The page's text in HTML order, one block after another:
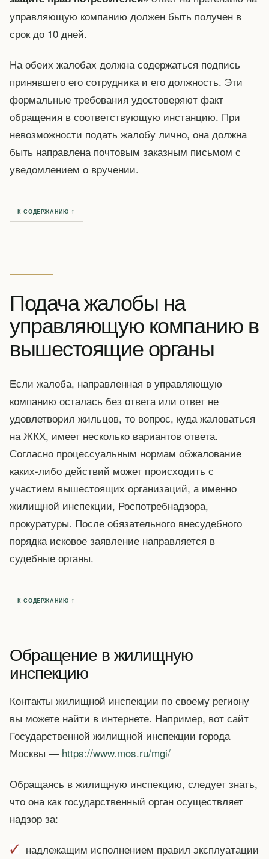
управляющую компанию должен быть получен в
срок до 10 дней.
На обеих жалобах должна содержаться подпись
принявшего его сотрудника и его должность. Эти
формальные требования удостоверяют факт
обращения в соответствующую инстанцию. При
невозможности подать жалобу лично, она должна
быть направлена почтовым заказным письмом с
уведомлением о вручении.
К СОДЕРЖАНИЮ ↑
Подача жалобы на
управляющую компанию в
вышестоящие органы
Если жалоба, направленная в управляющую
компанию осталась без ответа или ответ не
удовлетворил жильцов, то вопрос, куда жаловаться
на ЖКХ, имеет несколько вариантов ответа.
Согласно процессуальным нормам обжалование
каких-либо действий может происходить с
участием вышестоящих организаций, а именно
жилищной инспекции, Роспотребнадзора,
прокуратуры. После обязательного внесудебного
порядка исковое заявление направляется в
судебные органы.
К СОДЕРЖАНИЮ ↑
Обращение в жилищную
инспекцию
Контакты жилищной инспекции по своему региону
вы можете найти в интернете. Например, вот сайт
Государственной жилищной инспекции города
Москвы — https://www.mos.ru/mgi/
Обращаясь в жилищную инспекцию, следует знать,
что она как государственный орган осуществляет
надзор за:
надлежащим исполнением правил эксплуатации